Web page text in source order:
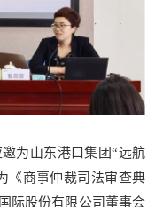
为山东港口集团“远航
《商事仲裁司法审查典
际股份有限公司董事会